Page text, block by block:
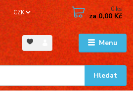
Menu
CZK
Hledat
0ks
za0,00 Kč